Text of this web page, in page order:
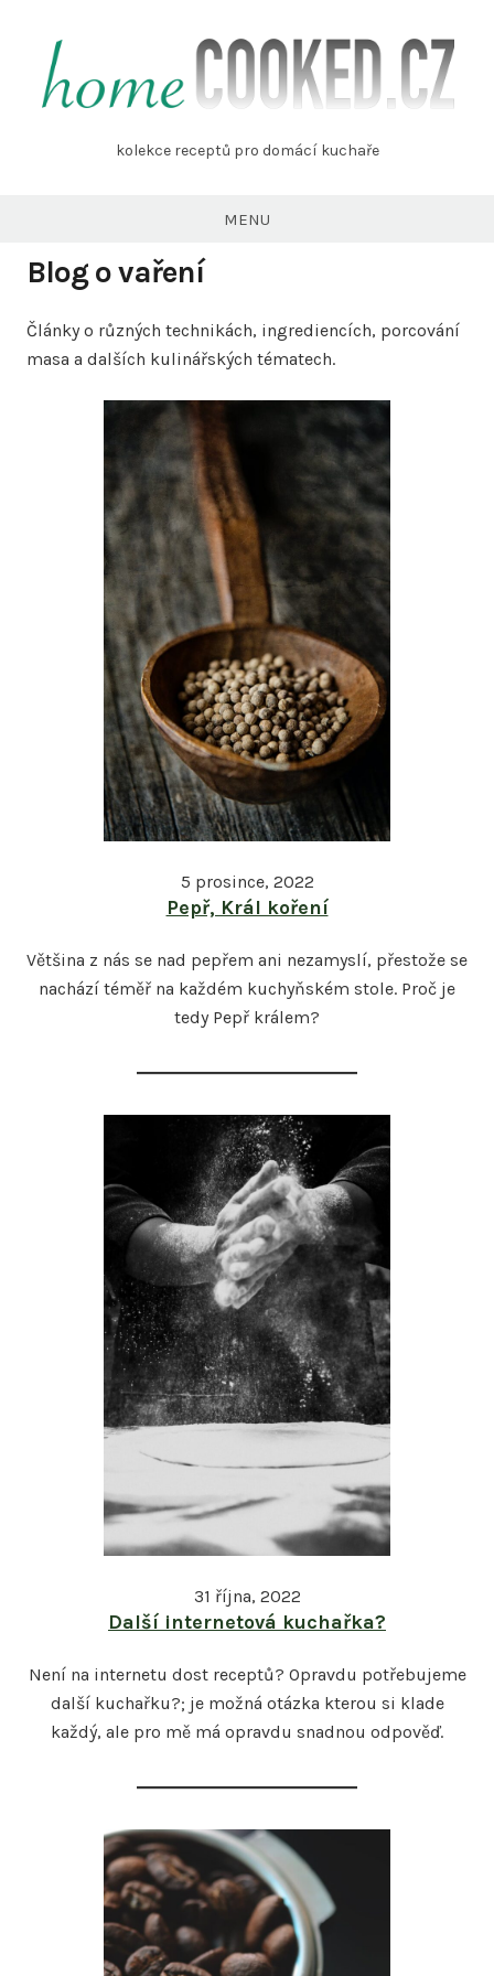
content
homecooked.cz
kolekce receptů pro domácí kuchaře
MENU
Blog o vaření
Články o různých technikách, ingrediencích, porcování
masa a dalších kulinářských tématech.
5 prosince, 2022
Pepř, Král koření
Většina z nás se nad pepřem ani nezamyslí, přestože se
nachází téměř na každém kuchyňském stole. Proč je
tedy Pepř králem?
31 října, 2022
Další internetová kuchařka?
Není na internetu dost receptů? Opravdu potřebujeme
další kuchařku?; je možná otázka kterou si klade
každý, ale pro mě má opravdu snadnou odpověď.